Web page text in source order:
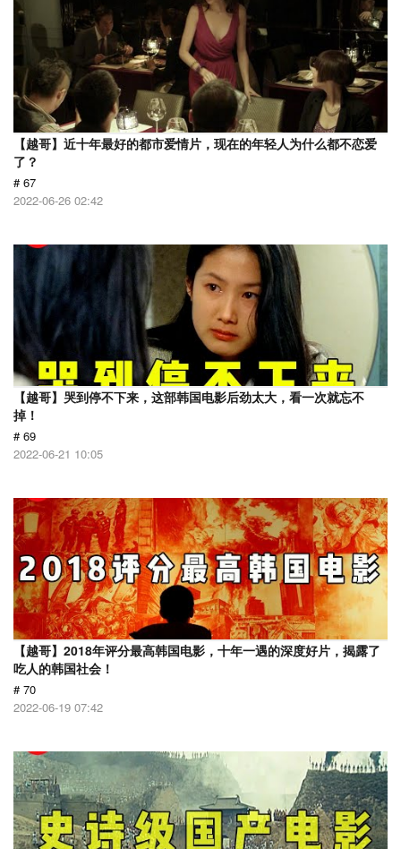
【越哥】近十年最好的都市爱情片，现在的年轻人为什么都不恋爱
了？
# 67
2022-06-26 02:42
【越哥】哭到停不下来，这部韩国电影后劲太大，看一次就忘不
掉！
# 69
2022-06-21 10:05
【越哥】2018年评分最高韩国电影，十年一遇的深度好片，揭露了
吃人的韩国社会！
# 70
2022-06-19 07:42